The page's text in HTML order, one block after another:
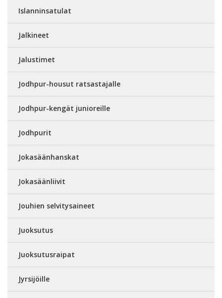
Islanninsatulat
Jalkineet
Jalustimet
Jodhpur-housut ratsastajalle
Jodhpur-kengät junioreille
Jodhpurit
Jokasäänhanskat
Jokasäänliivit
Jouhien selvitysaineet
Juoksutus
Juoksutusraipat
Jyrsijöille